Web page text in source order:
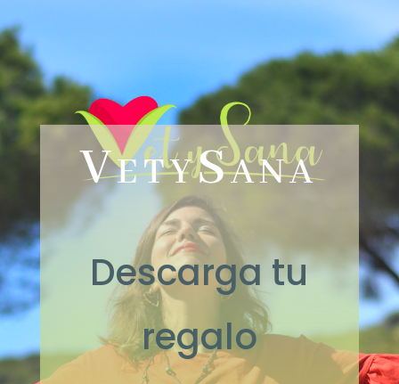
VetySana
Descarga tu
regalo